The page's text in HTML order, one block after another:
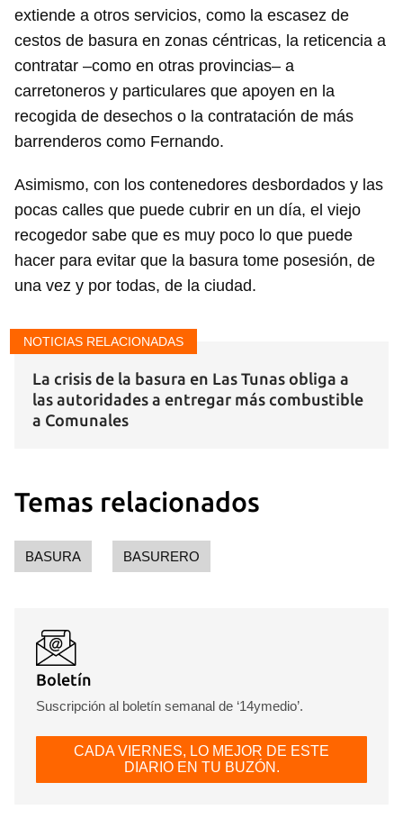
extiende a otros servicios, como la escasez de
cestos de basura en zonas céntricas, la reticencia a
contratar –como en otras provincias– a
carretoneros y particulares que apoyen en la
recogida de desechos o la contratación de más
barrenderos como Fernando.
Asimismo, con los contenedores desbordados y las
pocas calles que puede cubrir en un día, el viejo
recogedor sabe que es muy poco lo que puede
hacer para evitar que la basura tome posesión, de
una vez y por todas, de la ciudad.
NOTICIAS RELACIONADAS
La crisis de la basura en Las Tunas obliga a
las autoridades a entregar más combustible
a Comunales
Temas relacionados
BASURA BASURERO
Boletín
Suscripción al boletín semanal de ‘14ymedio’.
CADA VIERNES, LO MEJOR DE ESTE
DIARIO EN TU BUZÓN.